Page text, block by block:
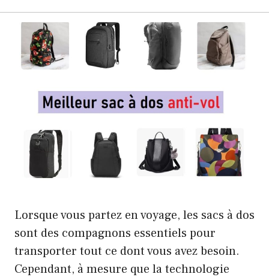
Lorsque vous partez en voyage, les sacs à dos
sont des compagnons essentiels pour
transporter tout ce dont vous avez besoin.
Cependant, à mesure que la technologie